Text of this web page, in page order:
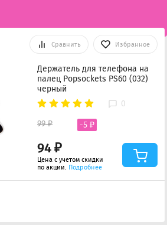
Сравнить Избранное
Держатель для телефона на
палец Popsockets PS60 (032)
черный
0
94 ₽
99 ₽ -5 ₽
Цена с учетом скидки
по акции. Подробнее